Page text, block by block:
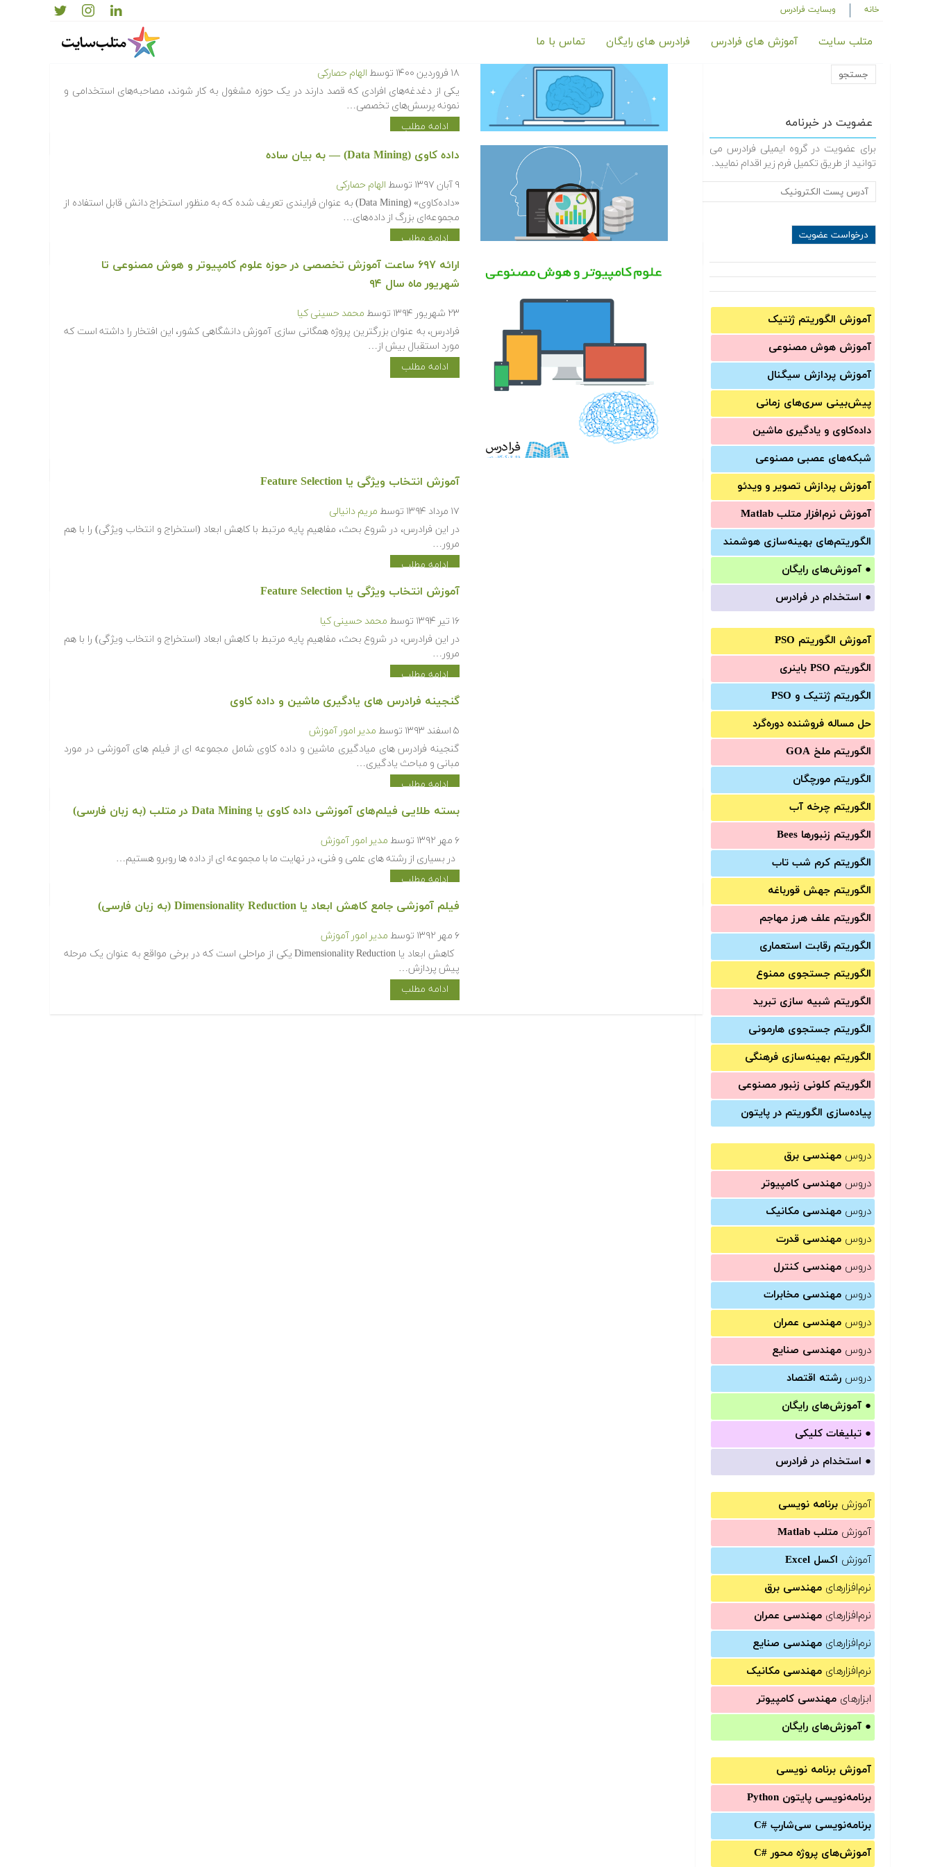
خانه وبسایت فرادرس
متلب سایت آموزش های فرادرس فرادرس های رایگان تماس با ما
عضویت در خبرنامه
برای عضویت در گروه ایمیلی فرادرس می
توانید از طریق تکمیل فرم زیر اقدام نمایید.
آموزش الگوریتم ژنتیک
آموزش‌ هوش مصنوعی
آموزش‌ پردازش سیگنال
پیش‌‌بینی سری‌‌های زمانی
داده‌کاوی و یادگیری ماشین
شبکه‌های عصبی مصنوعی
آموزش‌ پردازش تصویر و ویدئو
آموزش‌ نرم‌افزار متلب Matlab
الگوریتم‌های بهینه‌سازی هوشمند
● آموزش‌های رایگان
● استخدام در فرادرس
آموزش الگوریتم PSO
الگوریتم PSO باینری
الگوریتم ژنتیک و PSO
حل مساله فروشنده دوره‌گرد
الگوریتم ملخ GOA
الگوریتم مورچگان
الگوریتم چرخه آب
الگوریتم زنبورها Bees
الگوریتم کرم شب تاب
الگوریتم جهش قورباغه
الگوریتم علف هرز مهاجم
الگوریتم رقابت استعماری
الگوریتم جستجوی ممنوع
الگوریتم شبیه سازی تبرید
الگوریتم جستجوی هارمونی
الگوریتم بهینه‌سازی فرهنگی
الگوریتم کلونی زنبور مصنوعی
پیاده‌سازی الگوریتم در پایتون
دروس مهندسی برق
دروس مهندسی کامپیوتر
دروس مهندسی مکانیک
دروس مهندسی قدرت
دروس مهندسی کنترل
دروس مهندسی مخابرات
دروس مهندسی عمران
دروس مهندسی صنایع
دروس رشته اقتصاد
● آموزش‌های رایگان
● تبلیغات کلیکی
● استخدام در فرادرس
آموزش برنامه نویسی
آموزش متلب Matlab
آموزش اکسل Excel
نرم‌افزارهای مهندسی برق
نرم‌افزارهای مهندسی عمران
نرم‌افزارهای مهندسی صنایع
نرم‌افزارهای مهندسی مکانیک
ابزارهای مهندسی کامپیوتر
● آموزش‌های رایگان
آموزش برنامه نویسی
برنامه‌نویسی پایتون Python
برنامه‌‌نویسی سی‌شارپ C#‎
آموزش‌های پروژه محور #C
۱۸ فروردین ۱۴۰۰ توسط الهام حصارکی
یکی از دغدغه‌های افرادی که قصد دارند در یک حوزه مشغول به کار شوند، مصاحبه‌های استخدامی و
نمونه پرسش‌های تخصصی…
ادامه مطلب
داده کاوی (Data Mining) — به بیان ساده
۹ آبان ۱۳۹۷ توسط الهام حصارکی
«داده‌کاوی» (Data Mining) به عنوان فرایندی تعریف شده که به منظور استخراج دانش قابل استفاده از
مجموعه‌ای بزرگ از داده‌های…
ادامه مطلب
ارائه ۶۹۷ ساعت آموزش تخصصی در حوزه علوم کامپیوتر و هوش مصنوعی تا
شهریور ماه سال ۹۴
۲۳ شهریور ۱۳۹۴ توسط محمد حسینی کیا
فرادرس، به عنوان بزرگترین پروژه همگانی سازی آموزش دانشگاهی کشور، این افتخار را داشته است که
مورد استقبال بیش از…
ادامه مطلب
آموزش انتخاب ویژگی یا Feature Selection
۱۷ مرداد ۱۳۹۴ توسط مریم دانیالی
در این فرادرس، در شروع بحث، مفاهیم پایه مرتبط با کاهش ابعاد (استخراج و انتخاب ویژگی) را با هم
مرور…
ادامه مطلب
آموزش انتخاب ویژگی یا Feature Selection
۱۶ تیر ۱۳۹۴ توسط محمد حسینی کیا
در این فرادرس، در شروع بحث، مفاهیم پایه مرتبط با کاهش ابعاد (استخراج و انتخاب ویژگی) را با هم
مرور…
ادامه مطلب
گنجینه فرادرس های یادگیری ماشین و داده کاوی
۵ اسفند ۱۳۹۳ توسط مدیر امور آموزش
گنجینه فرادرس های میادگیری ماشین و داده کاوی شامل مجموعه ای از فیلم های آموزشی در مورد
مبانی و مباحث یادگیری…
ادامه مطلب
بسته طلایی فیلم‌های آموزشی داده کاوی یا Data Mining در متلب (به زبان فارسی)
۶ مهر ۱۳۹۲ توسط مدیر امور آموزش
در بسیاری از رشته های علمی و فنی، در نهایت ما با مجموعه ای از داده ها روبرو هستیم…
ادامه مطلب
فیلم آموزشی جامع کاهش ابعاد یا Dimensionality Reduction (به زبان فارسی)
۶ مهر ۱۳۹۲ توسط مدیر امور آموزش
کاهش ابعاد یا Dimensionality Reduction یکی از مراحلی است که در برخی مواقع به عنوان یک مرحله
پیش پردازش…
ادامه مطلب